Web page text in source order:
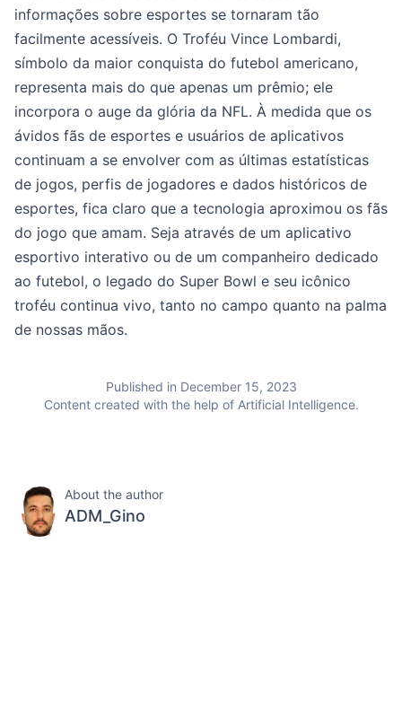
informações sobre esportes se tornaram tão
facilmente acessíveis. O Troféu Vince Lombardi,
símbolo da maior conquista do futebol americano,
representa mais do que apenas um prêmio; ele
incorpora o auge da glória da NFL. À medida que os
ávidos fãs de esportes e usuários de aplicativos
continuam a se envolver com as últimas estatísticas
de jogos, perfis de jogadores e dados históricos de
esportes, fica claro que a tecnologia aproximou os fãs
do jogo que amam. Seja através de um aplicativo
esportivo interativo ou de um companheiro dedicado
ao futebol, o legado do Super Bowl e seu icônico
troféu continua vivo, tanto no campo quanto na palma
de nossas mãos.
Published in December 15, 2023
Content created with the help of Artificial Intelligence.
About the author
ADM_Gino